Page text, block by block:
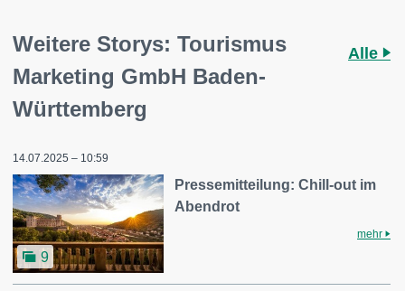
Weitere Storys: Tourismus
Marketing GmbH Baden-
Württemberg
Alle
14.07.2025 – 10:59
9
Pressemitteilung: Chill-out im
Abendrot
mehr